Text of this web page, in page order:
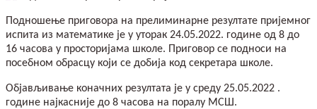
Подношење приговора на прелиминарне резултате пријемног
испита из математике је у уторак 24.05.2022. године од 8 до
16 часова у просторијама школе. Приговор се подноси на
посебном обрасцу који се добија код секретара школе.
Објављивање коначних резултата је у среду 25.05.2022 .
године најкасније до 8 часова на поралу МСШ.